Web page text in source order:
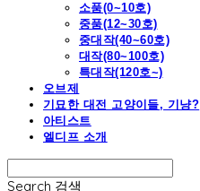
소품(0~10호)
중품(12~30호)
중대작(40~60호)
대작(80~100호)
특대작(120호~)
오브제
기묘한 대전 고양이들, 기냥?
아티스트
엘디프 소개
Search 검색